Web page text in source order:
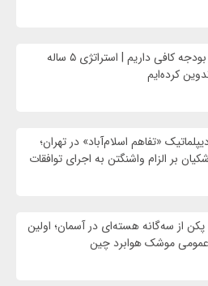
مجاهد: بودجه کافی داریم | استراتژی ۵ ساله
کرده‌ایم
«تفاهم اسلام‌آباد» در تهران؛
بر الزام واشنگتن به اجرای توافقات
پکن از سه‌گانه هسته‌ای در آسمان؛ اولین
موشک هوابرد چین